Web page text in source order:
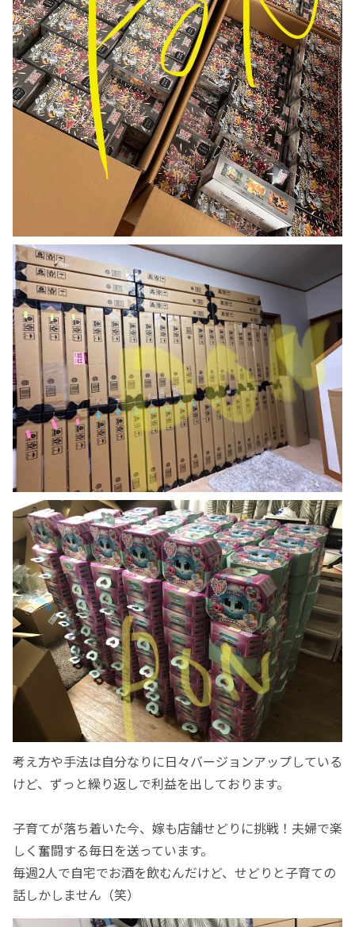
考え方や手法は自分なりに日々バージョンアップしている
けど、ずっと繰り返しで利益を出しております。
子育てが落ち着いた今、嫁も店舗せどりに挑戦！夫婦で楽
しく奮闘する毎日を送っています。
毎週2人で自宅でお酒を飲むんだけど、せどりと子育ての
話しかしません（笑）